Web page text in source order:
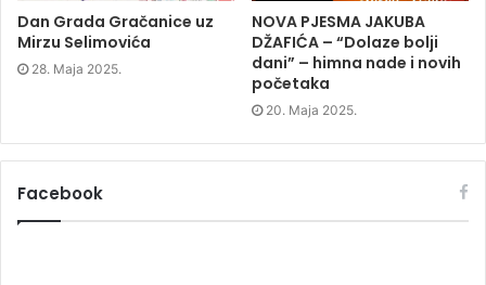
Dan Grada Gračanice uz
Mirzu Selimovića
28. Maja 2025.
NOVA PJESMA JAKUBA
DŽAFIĆA – “Dolaze bolji
dani” – himna nade i novih
početaka
20. Maja 2025.
Facebook